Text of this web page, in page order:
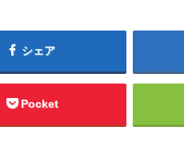
シェア
Pocket